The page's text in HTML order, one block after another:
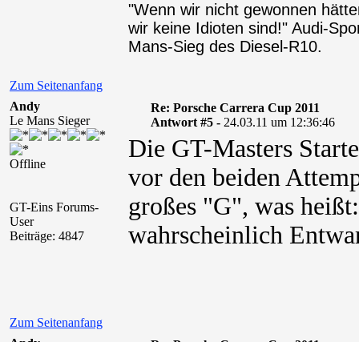
Zum Seitenanfang
"Wenn wir nicht gewonnen
wir keine Idioten sind!" Audi-
Mans-Sieg des Diesel-R10.
Andy
Le Mans Sieger
Offline
GT-Eins Forums-
User
Beiträge: 4847
Re: Porsche Carrera Cup 2011
Antwort #5 - 24.03.11 um 12:36:46
Die GT-Masters
vor den beiden
großes "G", was
wahrscheinlich
Zum Seitenanfang